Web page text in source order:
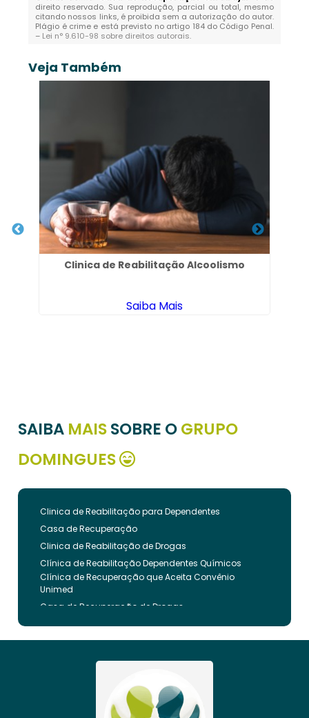
direito reservado. Sua reprodução, parcial ou total, mesmo
citando nossos links, é proibida sem a autorização do autor.
Plágio é crime e está previsto no artigo 184 do Código Penal.
– Lei n° 9.610-98 sobre direitos autorais.
Veja Também
Clinica de Reabilitação Alcoolismo
Saiba Mais
SAIBA MAISSOBRE OGRUPO
DOMINGUES
Clinica de Reabilitação para Dependentes
Casa de Recuperação
Clinica de Reabilitação de Drogas
Clínica de Reabilitação Dependentes Químicos
Clínica de Recuperação que Aceita Convênio
Unimed
Casa de Recuperação de Drogas
Clínica de Reabilitação de Dependentes Químicos
Clinica de Recuperação de Drogas Pelo Bradesco
Internação Involuntária que Aceita Convenio
Clinica de Reabilitação Involuntaria
Clinica de Reabilitação de Drogas Feminina